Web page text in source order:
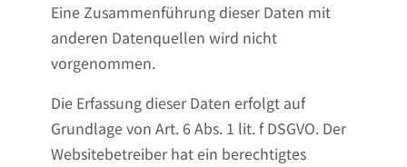
Eine Zusammenführung dieser Daten mit
anderen Datenquellen wird nicht
vorgenommen.
Die Erfassung dieser Daten erfolgt auf
Grundlage von Art. 6 Abs. 1 lit. f DSGVO. Der
Websitebetreiber hat ein berechtigtes